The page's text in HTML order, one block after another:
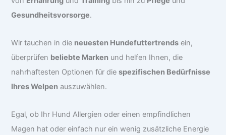
Gesundheitsvorsorge.
Wir tauchen in die neuesten Hundefuttertrends ein,
überprüfen beliebte Marken und helfen Ihnen, die
nahrhaftesten Optionen für diespezifischen Bedürfnisse
Ihres Welpen auszuwählen.
Egal, ob Ihr Hund Allergien oder einen empfindlichen
Magen hat oder einfach nur ein wenig zusätzliche Energie